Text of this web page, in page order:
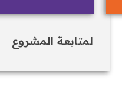
لمتابعة المشروع